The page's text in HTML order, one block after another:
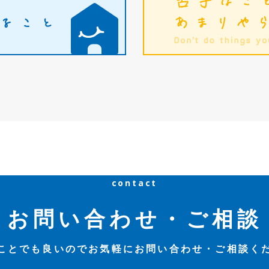
contact
お問い合わせ・ご相談
とでも良いのでお気軽にお問い合わせ・ご相談く